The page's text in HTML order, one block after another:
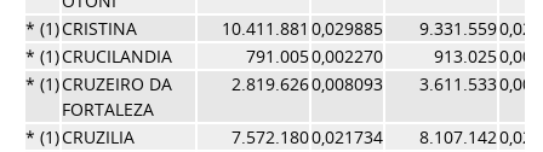
* (1)CRISTINA 10.411.881 0,029885 9.331.559
* (1)CRUCILANDIA 791.0050,002270 913.025
* (1)CRUZEIRO DA
FORTALEZA
2.819.6260,008093 3.611.533
* (1)CRUZILIA 7.572.1800,021734 8.107.142